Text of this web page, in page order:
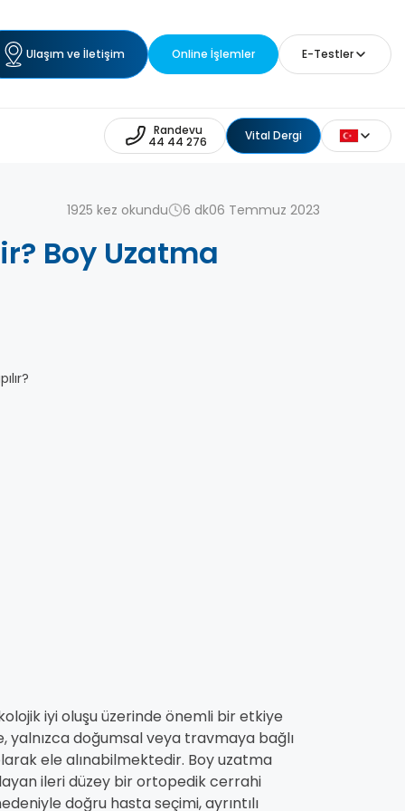
Ulaşım ve İletişim Online İşlemler E-Testler
Randevu
44 44 276 Vital Dergi
1925 kez okundu 6 dk06 Temmuz 2023
Boy Uzatma
iyi oluşu üzerinde önemli bir etkiye
yalnızca doğumsal veya travmaya bağlı
ele alınabilmektedir. Boy uzatma
ileri düzey bir ortopedik cerrahi
doğru hasta seçimi, ayrıntılı